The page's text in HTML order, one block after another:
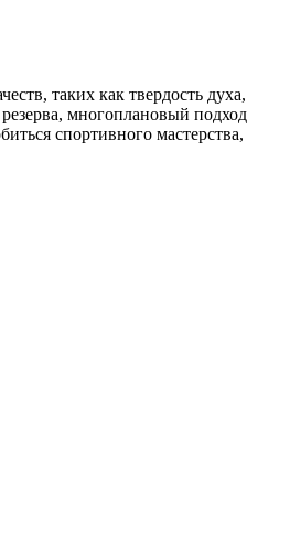
таких как твердость духа,
многоплановый подход
спортивного мастерства,